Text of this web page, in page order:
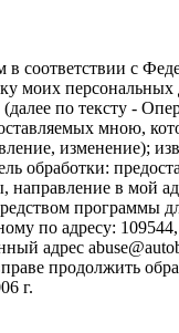
соответствии с
моих
по тексту -
мною,
изменение);
обработки:
направление в мой
по адресу:
адрес
продолжить
г.